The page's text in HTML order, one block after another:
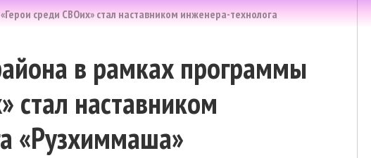
среди СВОих» стал наставником инженера-технолога
в рамках программы
стал наставником
«Рузхиммаша»